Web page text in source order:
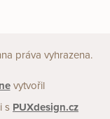
práva vyhrazena.
vytvořil
s PUXdesign.cz